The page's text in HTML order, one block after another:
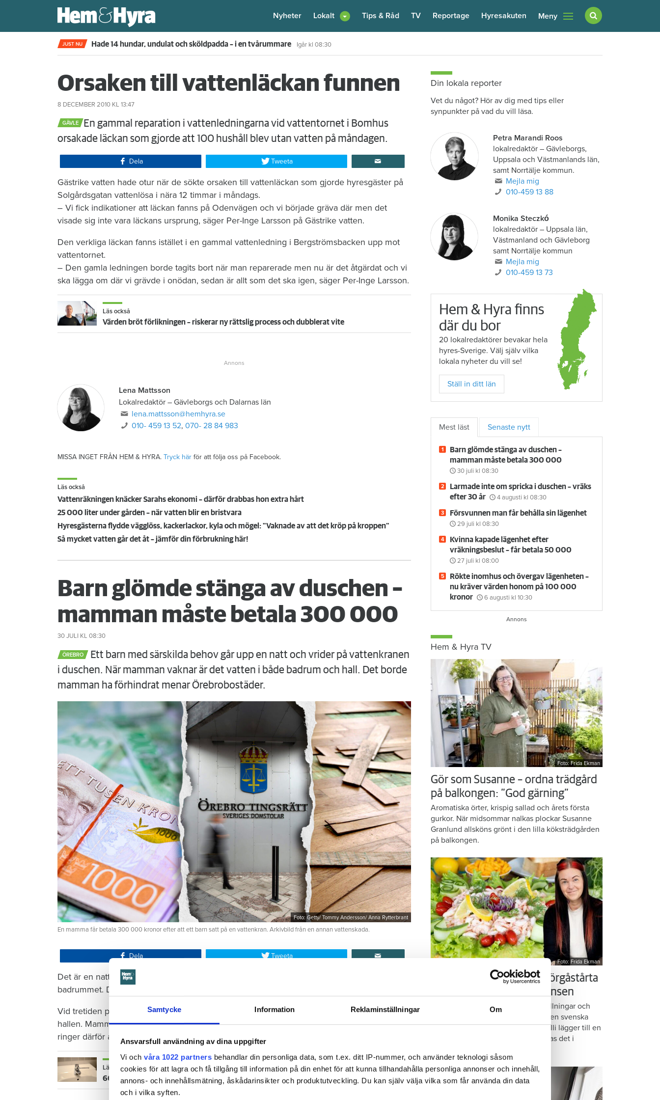
Samtycke Information Reklaminställningar Om
Ansvarsfull användning av dina uppgifter
Vi och våra 1022 partners behandlar din personliga data, som t.ex. ditt IP-nummer, och använder teknologi såsom
cookies för att lagra och få tillgång till information på din enhet för att kunna tillhandahålla personliga annonser och innehåll,
annons- och innehållsmätning, åskådarinsikter och produktutveckling. Du kan själv välja vilka som får använda din data
och i vilka syften.
Nyheter Lokalt Tips & Råd TV Reportage Hyresakuten Meny
JUST NU Kompisdealen blev verklighet – 40 år senare: "Flera fina fördelar med att dela bostad"
Orsaken till vattenläckan funnen
8 DECEMBER 2010 KL 13:47
GÄVLE
​En gammal reparation i vattenledningarna vid vattentornet i Bomhus
orsakade läckan som gjorde att 100 hushåll blev utan vatten på måndagen.
Dela Tweeta
Gästrike vatten hade otur när de sökte orsaken till vattenläckan som gjorde hyresgäster på
Solgårdsgatan vattenlösa i nära 12 timmar i måndags.
– Vi fick indikationer att läckan fanns på Odenvägen och vi började gräva där men det
visade sig inte vara läckans ursprung, säger Per-Inge Larsson på Gästrike vatten.
Den verkliga läckan fanns istället i en gammal vattenledning i Bergströmsbacken upp mot
vattentornet.
– Den gamla ledningen borde tagits bort när man reparerade men nu är det åtgärdat och vi
ska lägga om där vi grävde i onödan, sedan är allt som det ska igen, säger Per-Inge Larsson.
Läs också
Värden bröt förlikningen – riskerar ny rättslig process och dubblerat vite
Lena Mattsson
Lokalredaktör – Gävleborgs och Dalarnas län
lena.mattsson@hemhyra.se
010- 459 13 52,070- 28 84 983
MISSA INGET FRÅN HEM & HYRA. Tryck här för att följa oss på Facebook.
Läs också
Vattenräkningen knäcker Sarahs ekonomi – därför drabbas hon extra hårt
25 000 liter under gården – när vatten blir en bristvara
Hyresgästerna flydde vägglöss, kackerlackor, kyla och mögel: "Vaknade av att det kröp på kroppen"
Så mycket vatten går det åt – jämför din förbrukning här!
Barn glömde stänga av duschen –
mamman måste betala 300 000
30 JULI KL 08:30
ÖREBRO
Ett barn med särskilda behov går upp en natt och vrider på vattenkranen
i duschen. När mamman vaknar är det vatten i både badrum och hall. Det borde
mamman ha förhindrat menar Örebrobostäder.
Foto: Getty/ Tommy Andersson/ Anna Rytterbrant
En mamma får betala 300 000 kronor efter att ett barn satt på en vattenkran. Arkivbild från en annan vattenskada.
Dela Tweeta
Det är en natt hösten 2022. Barnet som har diagnostiserats med autism vaknar och går till
badrummet. Där vrider barnet på kranen i duschen. Men hen stänger aldrig av vattnet.
Vid tretiden på natten vaknar mamman och då har vattnet spridit sig i badrummet och ut i
hallen. Mamman torkar förtvivlat upp vattnet och tror därmed att saken är ur världen. Hon
ringer därför aldrig till sin hyresvärd Örebrobostäder, Öbo, och berättar om olyckan.
Läs också
600 kronor dyrare att bo efter vattenskada i Varberg
Din lokala reporter
Vet du något? Hör av dig med tips eller
synpunkter på vad du vill läsa.
Petra Marandi Roos
lokalredaktör – Gävleborgs,
Uppsala och Västmanlands län,
samt Norrtälje kommun.
Mejla mig
010-459 13 88
Monika Steczkó
lokalredaktör– Uppsala län,
Västmanland och Gävleborg
samt Norrtälje kommun
Mejla mig
010-459 13 73
Hem & Hyra finns
där du bor
20 lokalredaktörer bevakar hela
hyres-Sverige. Välj själv vilka
lokala nyheter du vill se!
Ställ in ditt län
Mest läst Senaste nytt
Barn glömde stänga av duschen –
mamman måste betala 300 000
30 juli kl 08:30
Larmade inte om spricka i duschen – vräks
efter 30 år
4 augusti kl 08:30
Försvunnen man får behålla sin lägenhet
29 juli kl 08:30
Kvinna kapade lägenhet efter
vräkningsbeslut – får betala 50 000
27 juli kl 08:00
Rökte inomhus och övergav lägenheten –
nu kräver värden honom på 100 000
kronor
6 augusti kl 10:30
Hem & Hyra TV
Foto: Frida Ekman
Gör som Susanne – ordna trädgård
på balkongen: ”God gärning”
Aromatiska örter, krispig sallad och årets första
gurkor. När midsommar nalkas plockar Susanne
Granlund allsköns grönt i den lilla köksträdgården
på balkongen.
Foto: Frida Ekman
Messi älskar Victorias smörgåstårta
– trots den galna ingrediensen
Formbrödsskivor i rader, krämiga fyllningar och
krispiga grönsaker. Det är basen i den svenska
klassikern smörgåstårta. Victoria Lalli lägger till en
specialingrediens – och ändå vattnas det i